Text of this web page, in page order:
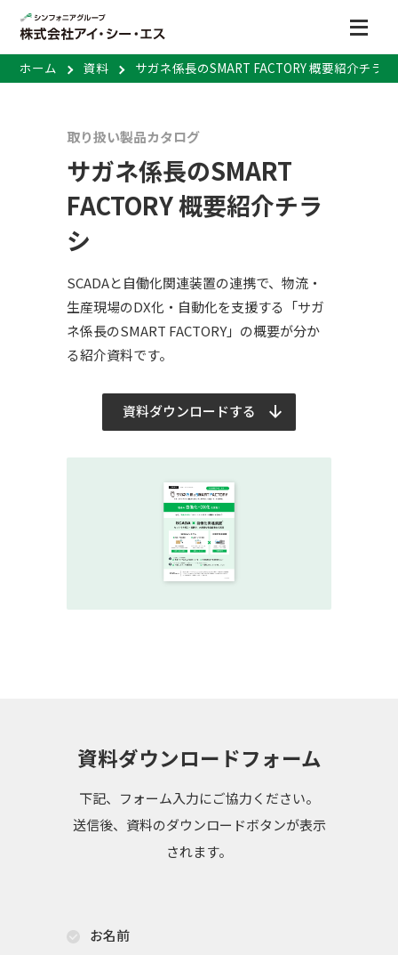
ホーム 資料 サガネ係長のSMART FACTORY 概要紹介チラシ
取り扱い製品カタログ
サガネ係長のSMART
FACTORY 概要紹介チラ
シ
SCADAと自働化関連装置の連携で、物流・
生産現場のDX化・自動化を支援する「サガ
ネ係長のSMART FACTORY」の概要が分か
る紹介資料です。
資料ダウンロードする
資料ダウンロードフォーム
下記、フォーム入力にご協力ください。
送信後、資料のダウンロードボタンが表示
されます。
お名前